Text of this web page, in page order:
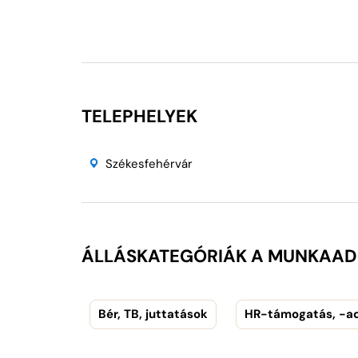
TELEPHELYEK
Székesfehérvár
ÁLLÁSKATEGÓRIÁK A
Bér, TB, juttatások HR-támogatás, -